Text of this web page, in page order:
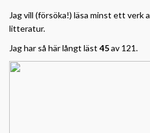
Jag vill (försöka!) läsa minst ett verk
litteratur.
Jag har så här långt läst 45av 121.